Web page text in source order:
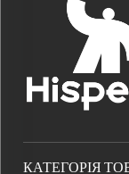
КАТЕГОРІЯ